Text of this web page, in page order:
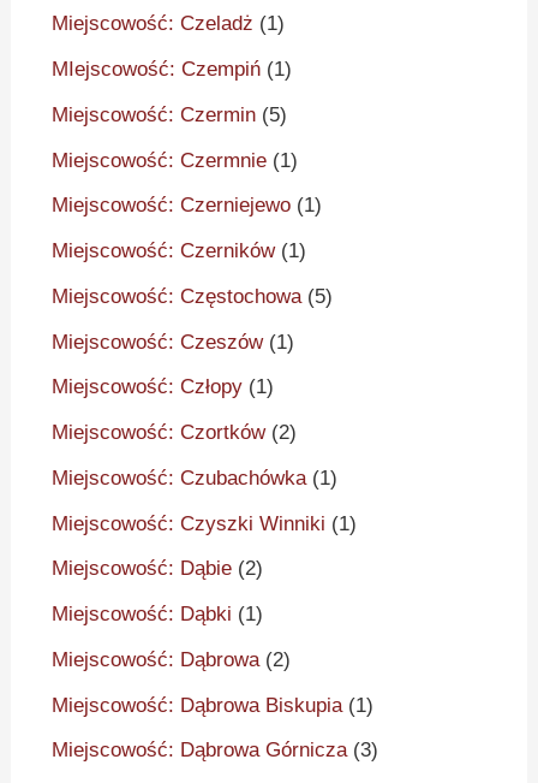
Miejscowość: Czeladż (1)
MIejscowość: Czempiń (1)
Miejscowość: Czermin (5)
Miejscowość: Czermnie (1)
Miejscowość: Czerniejewo (1)
Miejscowość: Czerników(1)
Miejscowość: Częstochowa (5)
Miejscowość: Czeszów(1)
Miejscowość: Człopy (1)
Miejscowość: Czortków(2)
Miejscowość: Czubachówka (1)
Miejscowość: Czyszki Winniki (1)
Miejscowość: Dąbie (2)
Miejscowość: Dąbki (1)
Miejscowość: Dąbrowa (2)
Miejscowość: Dąbrowa Biskupia (1)
Miejscowość: Dąbrowa Górnicza(3)